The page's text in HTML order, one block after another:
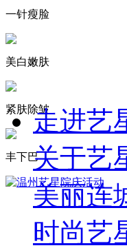
一针瘦脸
美白嫩肤
紧肤除皱
丰下巴
走进艺
关于艺
美丽连
时尚艺